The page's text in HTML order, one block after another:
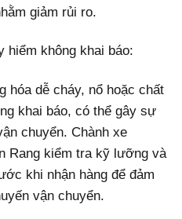
giảm rủi ro.
hiểm không khai báo:
hóa dễ cháy, nổ hoặc chất
khai báo, có thể gây sự
chuyển. Chành xe
Rang kiểm tra kỹ lưỡng và
khi nhận hàng để đảm
vận chuyển.